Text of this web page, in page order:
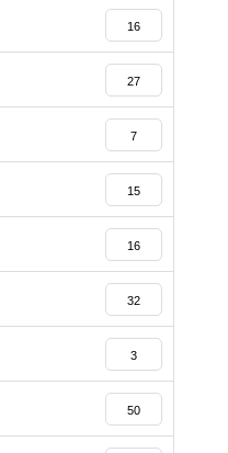
16
27
7
15
16
32
3
50